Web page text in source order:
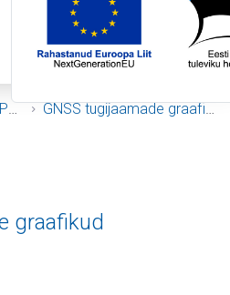
GNSS tugijaamade graafikud
graafikud